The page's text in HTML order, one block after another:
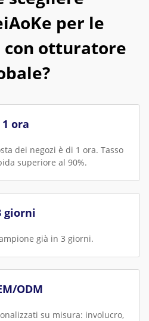
per le
otturatore
1 ora
dei negozi è di 1 ora. Tasso
superiore al 90%.
giorni
già in 3 giorni.
ODM
su misura: involucro,